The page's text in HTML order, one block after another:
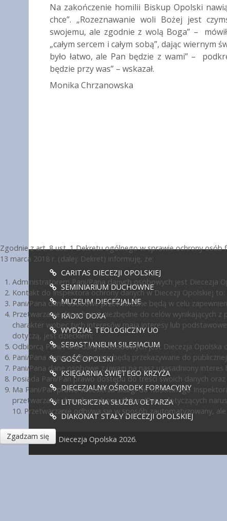
Na zakończenie homilii Biskup Opolski
chce”. „Rozeznawanie woli Bożej jest
swojemu, ale zgodnie z wolą Boga” –
„całym sercem i całym sobą”, dając wiernym
było łatwo, ale Pan będzie z wami” –
będzie przy was” – wskazał.
Monika Chrzanowska
CARITAS DIECEZJI OPOLSKIEJ
SEMINIARIUM DUCHOWNE
MUZEUM DIECEZJALNE
RADIO DOXA
WYDZIAŁ TEOLOGICZNY UO
SEBASTIANEUM SILESIACUM
GOŚĆ OPOLSKI
KSIĘGARNIA ŚWIĘTEGO KRZYŻA
DIECEZJALNY OŚRODEK FORMACYJNY
LITURGICZNA SŁUŻBA OŁTARZA
DIAKONAT STAŁY DIECEZJI OPOLSKIEJ
© Diecezja Opolska 2026.
Zgodnie z art. 8 ust. 1 Dekretu ogólnego w sprawie ochrony osób
13 marca 2018 r. (dalej: Dekret) informuję, że:
Administratorem Pani/Pana danych osobowych jest Diecezja
Kontakt do Inspektora ochrony danych w Diecezji Opolskiej to:
Pani/Pana dane osobowe przetwarzane będą w celu
Przetwarzanie danych jest niezbędne do celów wynikających
charakter wobec tych interesów mają interesy lub
dotyczą, jest dzieckiem;
Odbiorcą Pani/Pana danych osobowych jest Diecezja Opolska
Pani/Pana dane osobowe nie będą przekazywane do
Pani/Pana dane osobowe z uwagi na nasz uzasadniony
Posiada Pani/Pan prawo dostępu do treści swoich danych
Ma Pani/Pan prawo wniesienia skargi do Kościelnego
przetwarzanie danych osobowych Pani/Pana dotyczących
10. Przetwarzanie odbywa się w sposób zautomatyzowany,
Zgadzam się